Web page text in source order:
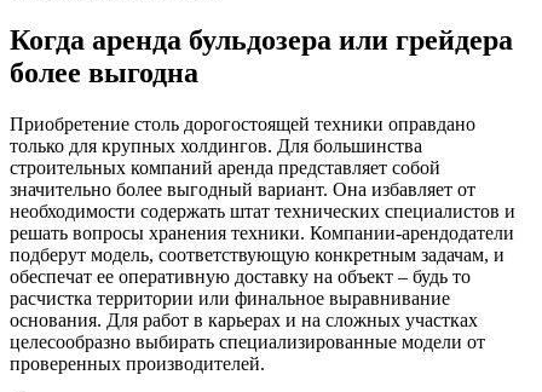
Когда аренда бульдозера или грейдера
более выгодна
Приобретение столь дорогостоящей техники оправдано
только для крупных холдингов. Для большинства
строительных компаний аренда представляет собой
значительно более выгодный вариант. Она избавляет от
необходимости содержать штат технических специалистов и
решать вопросы хранения техники. Компании-арендодатели
подберут модель, соответствующую конкретным задачам, и
обеспечат ее оперативную доставку на объект – будь то
расчистка территории или финальное выравнивание
основания. Для работ в карьерах и на сложных участках
целесообразно выбирать специализированные модели от
проверенных производителей.